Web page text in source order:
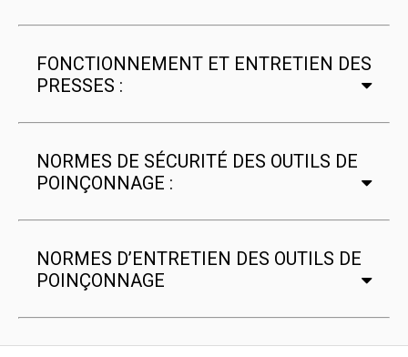
FONCTIONNEMENT ET ENTRETIEN DES
PRESSES :
NORMES DE SÉCURITÉ DES OUTILS DE
POINÇONNAGE :
NORMES D’ENTRETIEN DES OUTILS DE
POINÇONNAGE